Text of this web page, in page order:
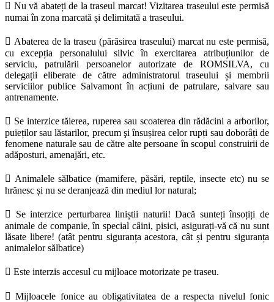
 Nu vă abateți de la traseul marcat! Vizitarea traseului este permisă
numai în zona marcată și delimitată a traseului.
 Abaterea de la traseu (părăsirea traseului) marcat nu este permisă,
cu excepția personalului silvic în exercitarea atribuțiunilor de
serviciu, patrulării persoanelor autorizate de ROMSILVA, cu
delegații eliberate de către administratorul traseului și membrii
serviciilor publice Salvamont în acțiuni de patrulare, salvare sau
antrenamente.
 Se interzice tăierea, ruperea sau scoaterea din rădăcini a arborilor,
puieților sau lăstarilor, precum şi însușirea celor rupți sau doborâți de
fenomene naturale sau de către alte persoane în scopul construirii de
adăposturi, amenajări, etc.
 Animalele sălbatice (mamifere, păsări, reptile, insecte etc) nu se
hrănesc și nu se deranjează din mediul lor natural;
 Se interzice perturbarea liniștii naturii! Dacă sunteți însoțiți de
animale de companie, în special câini, pisici, asigurați-vă că nu sunt
lăsate libere! (atât pentru siguranța acestora, cât și pentru siguranța
animalelor sălbatice)
 Este interzis accesul cu mijloace motorizate pe traseu.
 Mijloacele fonice au obligativitatea de a respecta nivelul fonic